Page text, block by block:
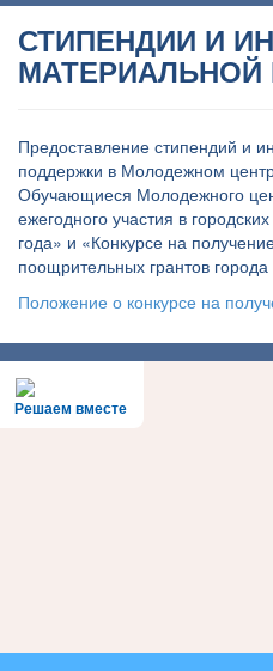
СТИПЕНДИИ И
Предоставление стипендий и
поддержки в Молодежном
Обучающиеся Молодежного
ежегодного участия в
года» и «Конкурсе на
поощрительных грантов
Положение о конкурсе на
Решаем вместе